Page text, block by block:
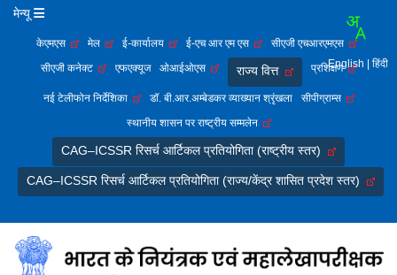
मेन्यू
केएमएस मेल ई-कार्यालय ई-एच आर एम एस
सीएजी एचआरएमएस
सीएजी कनेक्ट
एफएक्यूज ओआईओएस राज्य वित्त प्रशिक्षण
नई टेलीफोन निर्देशिका डॉ. बी.आर.अम्बेडकर व्याख्यान श्रृंखला
सीपीग्राम्स
स्थानीय शासन पर राष्ट्रीय सम्मलेन
CAG–ICSSR रिसर्च आर्टिकल प्रतियोगिता (राष्ट्रीय स्तर)
CAG–ICSSR रिसर्च आर्टिकल प्रतियोगिता (राज्य/केंद्र शासित प्रदेश स्तर)
English | हिंदी